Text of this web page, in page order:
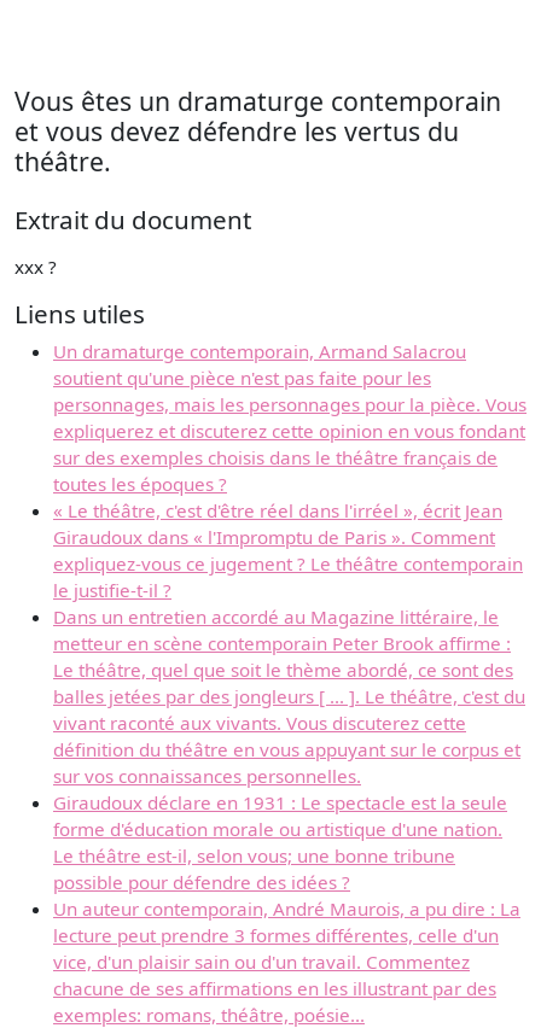
Vous êtes un dramaturge contemporain
et vous devez défendre les vertus du
théâtre.
Extrait du document
xxx ?
Liens utiles
Un dramaturge contemporain, Armand Salacrou
soutient qu'une pièce n'est pas faite pour les
personnages, mais les personnages pour la pièce. Vous
expliquerez et discuterez cette opinion en vous fondant
sur des exemples choisis dans le théâtre français de
toutes les époques ?
« Le théâtre, c'est d'être réel dans l'irréel », écrit Jean
Giraudoux dans « l'Impromptu de Paris ». Comment
expliquez-vous ce jugement ? Le théâtre contemporain
le justifie-t-il ?
Dans un entretien accordé au Magazine littéraire, le
metteur en scène contemporain Peter Brook affirme :
Le théâtre, quel que soit le thème abordé, ce sont des
balles jetées par des jongleurs [ ... ]. Le théâtre, c'est du
vivant raconté aux vivants. Vous discuterez cette
définition du théâtre en vous appuyant sur le corpus et
sur vos connaissances personnelles.
Giraudoux déclare en 1931 : Le spectacle est la seule
forme d'éducation morale ou artistique d'une nation.
Le théâtre est-il, selon vous; une bonne tribune
possible pour défendre des idées ?
Un auteur contemporain, André Maurois, a pu dire : La
lecture peut prendre 3 formes différentes, celle d'un
vice, d'un plaisir sain ou d'un travail. Commentez
chacune de ses affirmations en les illustrant par des
exemples: romans, théâtre, poésie...